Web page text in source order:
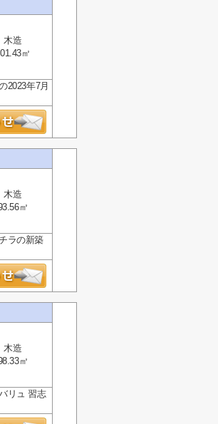
木造
㎡
2023年7月
木造
㎡
ラの新築
木造
㎡
リュ 習志